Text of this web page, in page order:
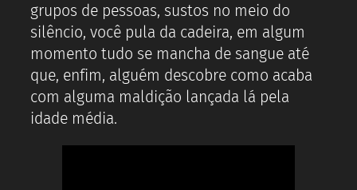
grupos de pessoas, sustos no meio do
silêncio, você pula da cadeira, em algum
momento tudo se mancha de sangue até
que, enfim, alguém descobre como acaba
com alguma maldição lançada lá pela
idade média.